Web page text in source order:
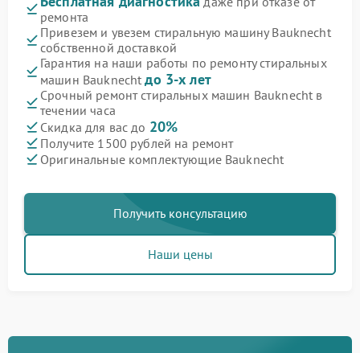
ремонта
Привезем и увезем стиральную машину Bauknecht
собственной доставкой
Гарантия на наши работы по ремонту стиральных
машин Bauknechtдо 3-х лет
Срочный ремонт стиральных машин Bauknecht в
течении часа
Скидка для вас до 20%
Получите 1500 рублей на ремонт
Оригинальные комплектующие Bauknecht
Получить консультацию
Наши цены